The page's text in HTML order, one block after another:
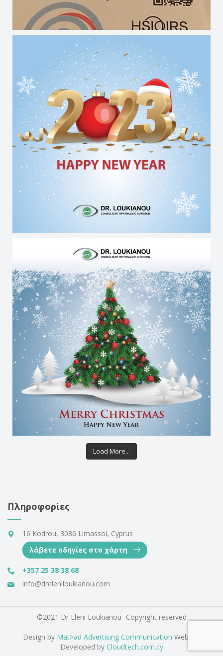
Load More...
Πληροφορίες
16 Kodrou, 3086 Limassol, Cyprus
λάβετε οδηγίες στο χάρτη
+357 25 38 38 68
info@dreleniloukianou.com
©2021 Dr Eleni Loukianou- Copyright reserved
Design by Mat>ad Advertising Communication Website
Developed by Cloudtech.com.cy